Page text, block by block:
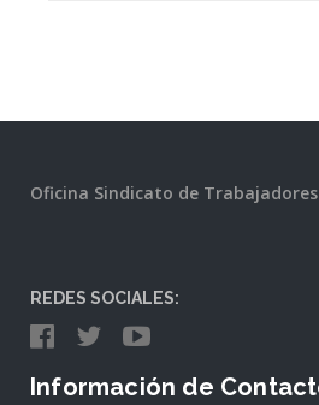
Oficina Sindicato de
REDES SOCIALES:
Información de